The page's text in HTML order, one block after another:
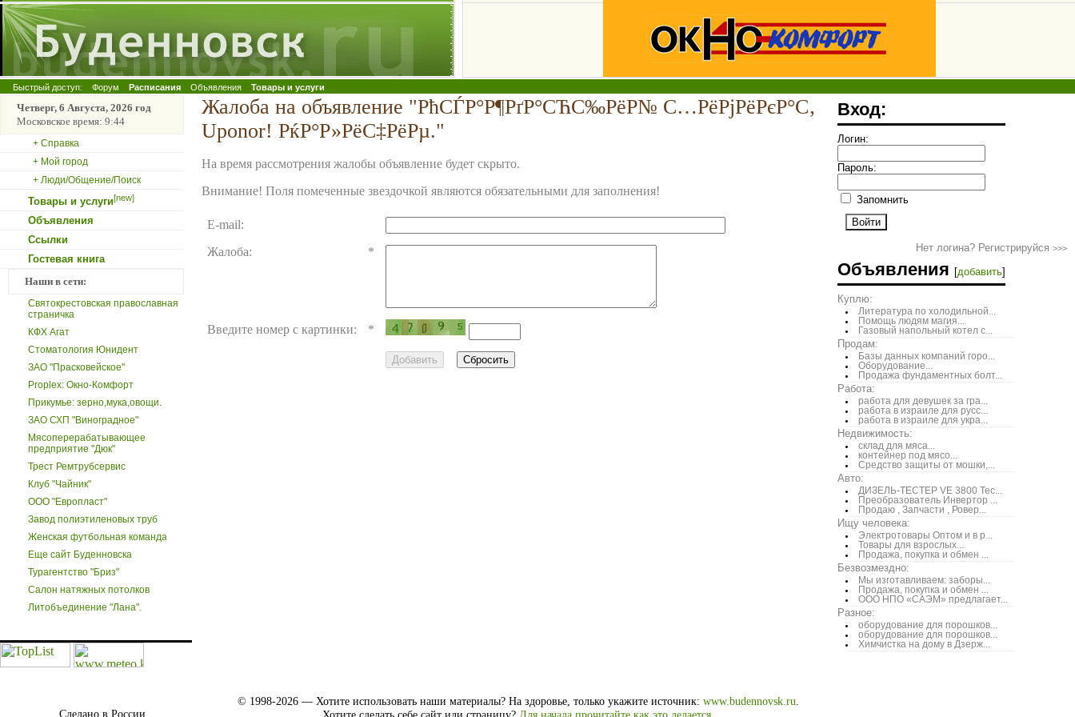
Быстрый доступ: Форум Расписания Объявления Товары и услуги
Четверг, 6 Августа, 2026 год
Московское время: 9:44
+ Справка
+ Мой город
+ Люди/Общение/Поиск
Товары и услуги[new]
Объявления
Ссылки
Гостевая книга
Наши в сети:
Святокрестовская православная
страничка
КФХ Агат
Стоматология Юнидент
ЗАО "Прасковейское"
Proplex: Окно-Комфорт
Прикумье: зерно,мука,овощи.
ЗАО СХП "Виноградное"
Мясоперерабатывающее
предприятие "Дюк"
Трест Ремтрубсервис
Клуб "Чайник"
ООО "Европласт"
Завод полиэтиленовых труб
Женская футбольная команда
Еще сайт Буденновска
Турагентство "Бриз"
Салон натяжных потолков
Литобъединение "Лана".
Жалоба на объявление "РћСЃР°Р¶РґР°СЋС‰РёР№ С…РёРјРёРєР°С‚
Uponor! РќР°Р»РёС‡РёРµ."
На время рассмотрения жалобы объявление будет скрыто.
Внимание! Поля помеченные звездочкой являются обязательными для заполнения!
E-mail:
Жалоба:
*
Введите номер с картинки: *
Вход:
Логин:
Пароль:
Запомнить
Нет логина? Регистрируйся >>>
Объявления [добавить]
Куплю:
Литература по холодильной...
Помощь людям магия...
Газовый напольный котел с...
Продам:
Базы данных компаний горо...
Оборудование...
Продажа фундаментных болт...
Работа:
работа для девушек за гра...
работа в израиле для русс...
работа в израиле для укра...
Недвижимость:
склад для мяса...
контейнер под мясо...
Средство защиты от мошки,...
Авто:
ДИЗЕЛЬ-ТЕСТЕР VE 3800 Тес...
Преобразователь Инвертор ...
Продаю , Запчасти , Ровер...
Ищу человека:
Электротовары Оптом и в р...
Товары для взрослых...
Продажа, покупка и обмен ...
Безвозмездно:
Мы изготавливаем: заборы...
Продажа, покупка и обмен ...
ООО НПО «САЭМ» предлагает...
Разное:
оборудование для порошков...
оборудование для порошков...
Химчистка на дому в Дзерж...
Сделано в России.
© 1998-2026 — Хотите использовать наши материалы? На здоровье, только укажите источник: www.budennovsk.ru